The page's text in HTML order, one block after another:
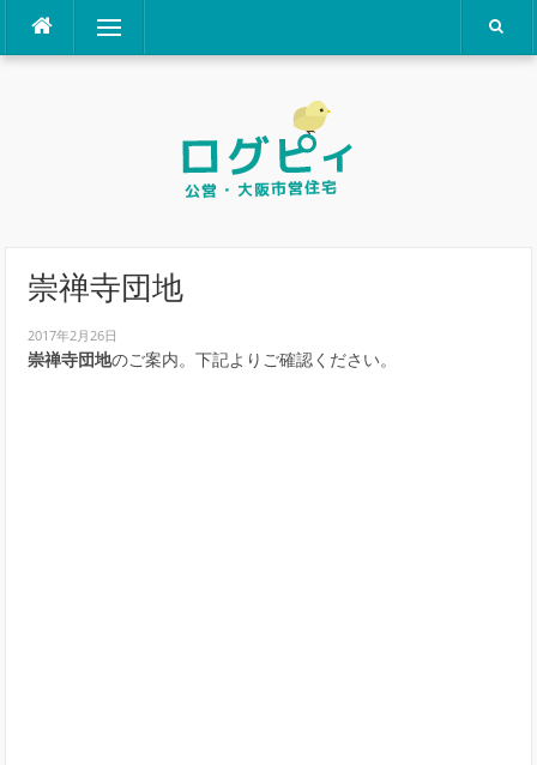
テ
メニュー
崇禅寺団地
2017年2月26日
崇禅寺団地のご案内。下記よりご確認ください。